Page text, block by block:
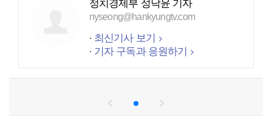
정치경제부 성낙윤 기자
nyseong@hankyungtv.com
최신기사 보기
기자 구독과 응원하기